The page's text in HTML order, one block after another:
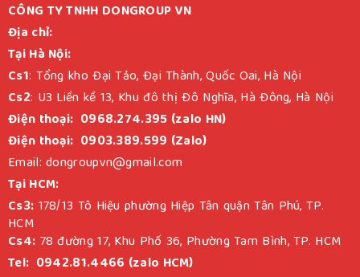
CÔNG TY TNHH DONGROUP VN
Địa chỉ:
Tại Hà Nội:
Cs1: Tổng kho Đại Tảo, Đại Thành, Quốc Oai, Hà Nội
Cs2: U3 Liền kề 13, Khu đô thị Đô Nghĩa, Hà Đông, Hà Nội
Điện thoại: 0968.274.395 (zalo HN)
Điện thoại: 0903.389.599 (Zalo)
Email: dongroupvn@gmail.com
Tại HCM:
Cs3: 178/13 Tô Hiệu phường Hiệp Tân quận Tân Phú, TP.
HCM
Cs4: 78 đường 17, Khu Phố 36, Phường Tam Bình, TP. HCM
Tel: 0942.81.4466 (zalo HCM)